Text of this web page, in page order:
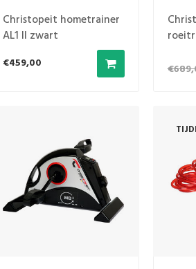
Christopeit hometrainer
AL1 II zwart
€459,00